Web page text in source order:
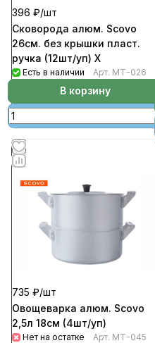
396 ₽/шт
Сковорода алюм. Scovo
26см. без крышки пласт.
ручка (12шт/уп) Х
Есть в наличии Арт. МТ-026
В корзину
735 ₽/шт
Овощеварка алюм. Scovo
2,5л 18см (4шт/уп)
Нет на остатке Арт. МТ-045